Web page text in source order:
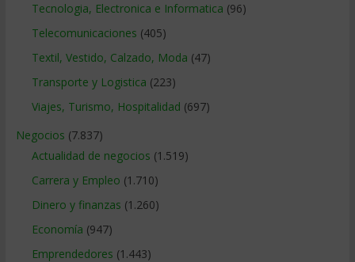
Tecnologia, Electronica e Informatica (96)
Telecomunicaciones (405)
Textil, Vestido, Calzado, Moda (47)
Transporte y Logistica (223)
Viajes, Turismo, Hospitalidad (697)
Negocios (7.837)
Actualidad de negocios (1.519)
Carrera y Empleo (1.710)
Dinero y finanzas (1.260)
Economía (947)
Emprendedores (1.443)